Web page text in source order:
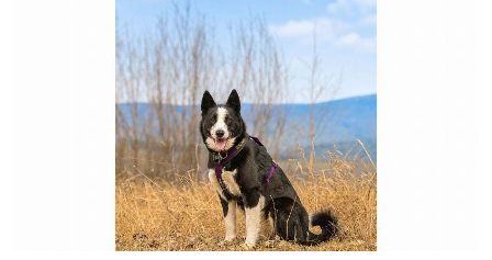
SitakkeTV
ローカルエリア